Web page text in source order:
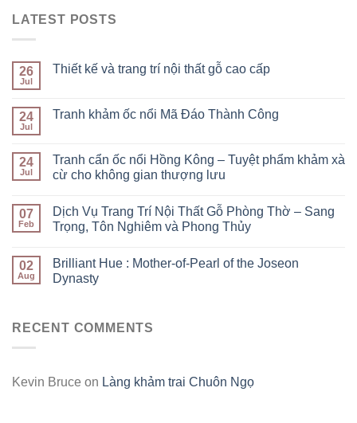
LATEST POSTS
26
Jul
Thiết kế và trang trí nội thất gỗ cao cấp
24
Jul
Tranh khảm ốc nổi Mã Đáo Thành Công
24
Jul
Tranh cẩn ốc nổi Hồng Kông – Tuyệt phẩm khảm xà
cừ cho không gian thượng lưu
07
Feb
Dịch Vụ Trang Trí Nội Thất Gỗ Phòng Thờ – Sang
Trọng, Tôn Nghiêm và Phong Thủy
02
Aug
Brilliant Hue : Mother-of-Pearl of the Joseon
Dynasty
RECENT COMMENTS
Kevin Bruce on Làng khảm trai Chuôn Ngọ